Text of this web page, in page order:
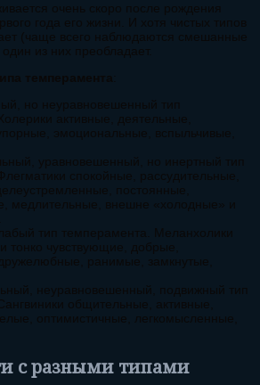
очень скоро после рождения
года его жизни. И хотя чистых типов
(чаще всего наблюдаются смешанные
из них преобладает.
темперамента
но неуравновешенный тип
активные, деятельные,
эмоциональные, вспыльчивые,
уравновешенный, но инертный тип
спокойные, рассудительные,
постоянные,
медлительные, внешне «холодные» и
тип темперамента. Меланхолики
тонко чувствующие, добрые,
ранимые, замкнутые,
неуравновешенный, подвижный тип
общительные, активные,
оптимистичные, легкомысленные,
с разными типами